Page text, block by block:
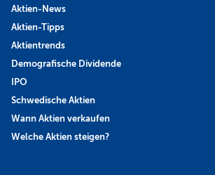
Aktien-News
Aktien-Tipps
Aktientrends
Demografische Dividende
IPO
Schwedische Aktien
Wann Aktien verkaufen
Welche Aktien steigen?